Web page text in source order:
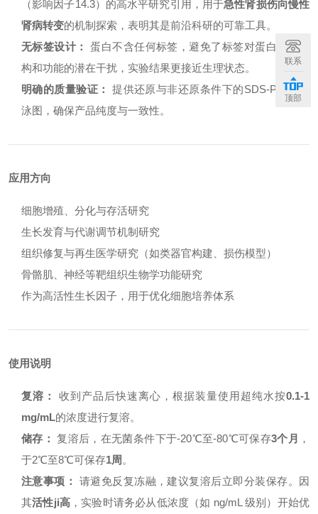
（影响因子14.3）的高水平研究引用，用于急性肾损伤向慢性
肾病转变的机制探索，表明其是前沿科研的可靠工具。
无标签设计：
蛋白不含任何标签，避免了标签对蛋白天然结
构和功能的潜在干扰，实验结果更接近生理状态。
明确的质量验证：
提供还原与非还原条件下的SDS-PAGE电
泳图，确保产品纯度与一致性。
应用方向
细胞增殖、分化与存活研究
生长发育与代谢调节机制研究
组织修复与再生医学研究（如类器官构建、损伤模型）
骨骼肌、神经等靶组织生物学功能研究
作为高活性生长因子，用于优化细胞培养体系
使用说明
复溶： 收到产品后快速离心，根据装量使用超纯水按0.1-1
mg/mL的浓度进行复溶。
储存： 复溶后，在无菌条件下于-20℃至-80℃可保存3个月 ，
于2℃至8℃可保存1周 。
注意事项：
请避免反复冻融，建议复溶后立即分装保存。因
其活性ji高 ，实验时请务必从低浓度（如 ng/mL 级别）开始优
联系
顶部